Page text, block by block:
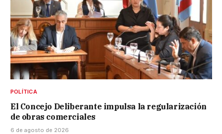
POLÍTICA
El Concejo Deliberante impulsa la regularización
de obras comerciales
6 de agosto de 2026